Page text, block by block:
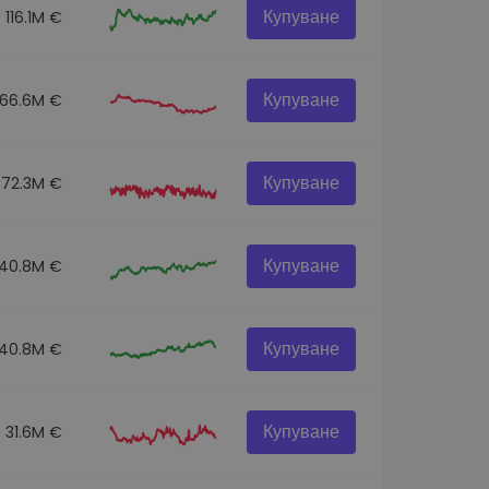
116.1M € Купуване
66.6M € Купуване
72.3M € Купуване
40.8M € Купуване
€ Купуване
31.6M € Купуване